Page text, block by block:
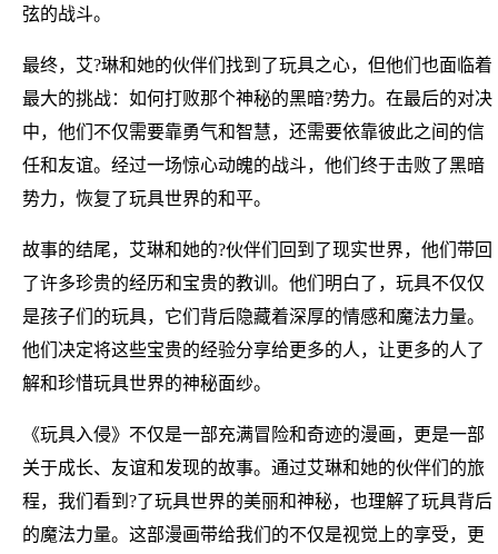
弦的战斗。
最终，艾?琳和她的伙伴们找到了玩具之心，但他们也面临着
最大的挑战：如何打败那个神秘的黑暗?势力。在最后的对决
中，他们不仅需要靠勇气和智慧，还需要依靠彼此之间的信
任和友谊。经过一场惊心动魄的战斗，他们终于击败了黑暗
势力，恢复了玩具世界的和平。
故事的结尾，艾琳和她的?伙伴们回到了现实世界，他们带回
了许多珍贵的经历和宝贵的教训。他们明白了，玩具不仅仅
是孩子们的玩具，它们背后隐藏着深厚的情感和魔法力量。
他们决定将这些宝贵的经验分享给更多的人，让更多的人了
解和珍惜玩具世界的神秘面纱。
《玩具入侵》不仅是一部充满冒险和奇迹的漫画，更是一部
关于成长、友谊和发现的故事。通过艾琳和她的伙伴们的旅
程，我们看到?了玩具世界的美丽和神秘，也理解了玩具背后
的魔法力量。这部漫画带给我们的不仅是视觉上的享受，更